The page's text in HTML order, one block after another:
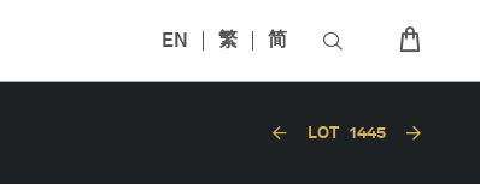
EN 繁 简
LOT 1445